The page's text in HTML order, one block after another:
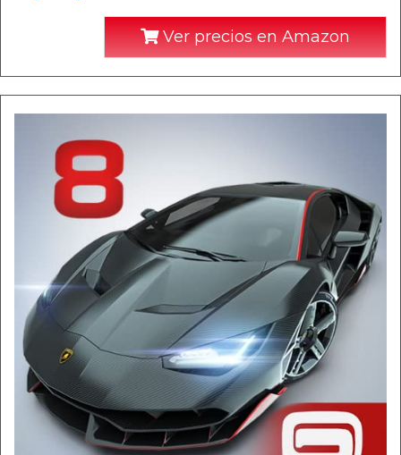
Ver precios en Amazon